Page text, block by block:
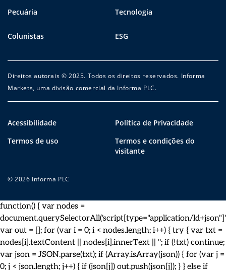
Pecuária Tecnologia
Colunistas ESG
Direitos autorais © 2025. Todos os direitos reservados. Informa
Markets, uma divisão comercial da Informa PLC.
Acessibilidade
Política de Privacidade
Termos de uso
Termos e condições do
visitante
© 2026 Informa PLC
function() { var nodes =
document.querySelectorAll('script[type="application/
var out = []; for (var i = 0; i < nodes.length; i++) { try { var txt =
nodes[i].textContent || nodes[i].innerText || ''; if (!txt) continue;
var json = JSON.parse(txt); if (Array.isArray(json)) { for (var j =
0; j < json.length; j++) { if (json[j]) out.push(json[j]); } } else if